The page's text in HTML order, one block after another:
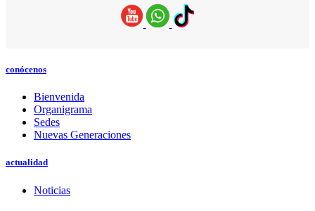
conócenos
Bienvenida
Organigrama
Sedes
Nuevas Generaciones
actualidad
Noticias